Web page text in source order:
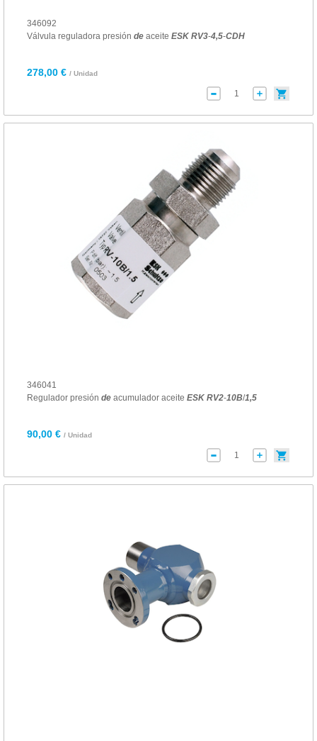
346092
Válvula reguladora presión deaceite ESK RV3-4,5-CDH
278,00 € / Unidad
346041
Regulador presión deacumulador aceite ESK RV2-10B/1,5
90,00 € / Unidad